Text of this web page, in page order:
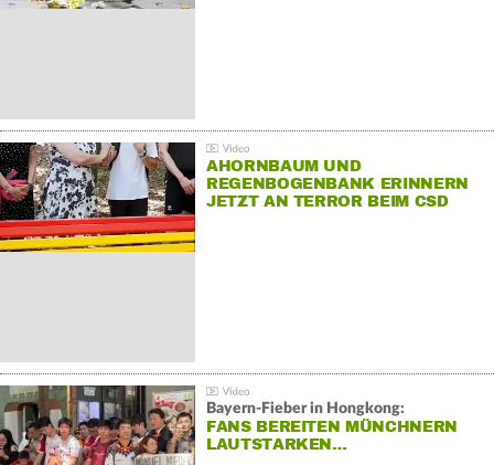
AHORNBAUM UND
REGENBOGENBANK ERINNERN
JETZT AN TERROR BEIM CSD
Bayern-Fieber in Hongkong:
FANS BEREITEN MÜNCHNERN
LAUTSTARKEN…